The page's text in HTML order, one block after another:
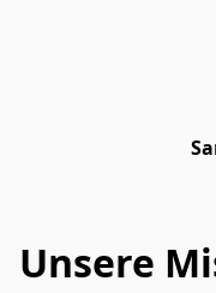
Fan-
Unsere